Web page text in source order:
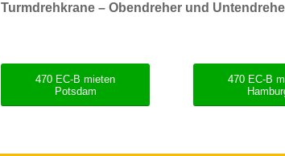
Turmdrehkrane – Obendreher und
470 EC-B mieten
Potsdam
470 EC-B